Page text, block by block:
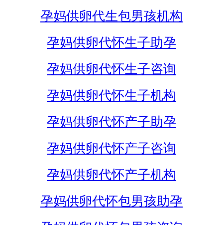
孕妈供卵代生包男孩机构
孕妈供卵代怀生子助孕
孕妈供卵代怀生子咨询
孕妈供卵代怀生子机构
孕妈供卵代怀产子助孕
孕妈供卵代怀产子咨询
孕妈供卵代怀产子机构
孕妈供卵代怀包男孩助孕